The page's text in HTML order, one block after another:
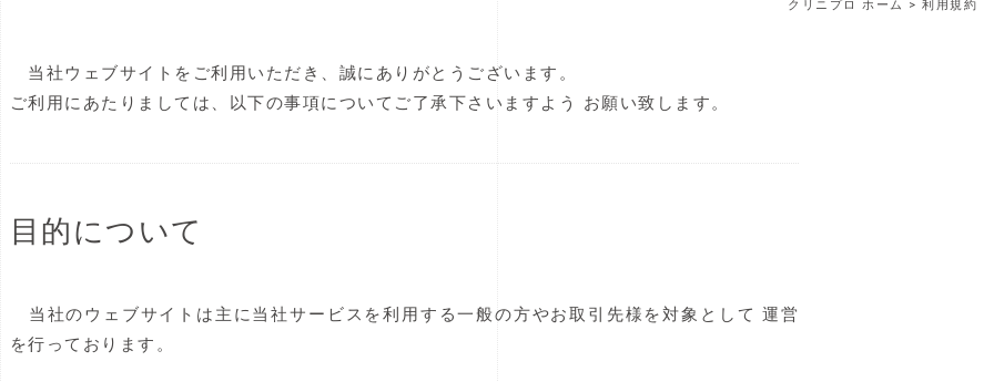
クリニプロ ホーム > 利用規約
当社ウェブサイトをご利用いただき、誠にありがとうございます。
ご利用にあたりましては、以下の事項についてご了承下さいますよう お願い致します。
目的について
当社のウェブサイトは主に当社サービスを利用する一般の方やお取引先様を対象として 運営
を行っております。